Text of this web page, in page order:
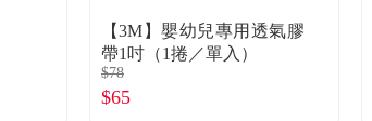
【3M】嬰幼兒專用透氣膠
帶1吋（1捲／單入）
$78
$65